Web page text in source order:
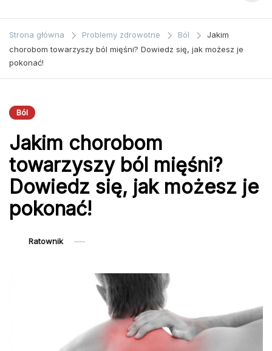
Ratownik
Medyczny
zagadnieniom z
dziedziny
medycyny oraz
ratownictwa
Strona główna Problemy zdrowotne Ból
Jakim
chorobom towarzyszy ból mięśni? Dowiedz się, jak możesz je
pokonać!
Ból
Jakim chorobom
towarzyszy ból mięśni?
Dowiedz się, jak możesz je
pokonać!
Ratownik